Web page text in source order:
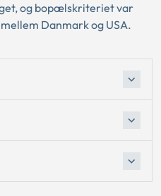
og bopælskriteriet var
Danmark og USA.